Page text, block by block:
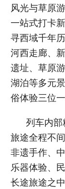
风光与草原
一站式打卡
寻西域千年
河西走廊、
遗址、草原
湖泊等多元
俗体验三位
列车内部
旅途全程不
非遗手作、
乐器体验、
长途旅途之